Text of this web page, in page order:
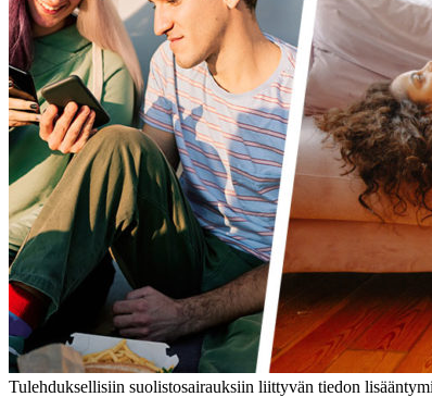
Tulehduksellisiin suolistosairauksiin liittyvän tiedon